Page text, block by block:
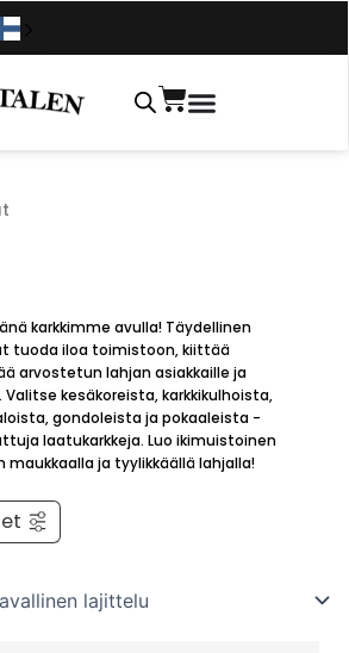
Ostoskori
karkkimme avulla! Täydellinen
tuoda iloa toimistoon, kiittää
arvostetun lahjan asiakkaille ja
kesäkoreista, karkkikulhoista,
gondoleista ja pokaaleista -
laatukarkkeja. Luo ikimuistoinen
maukkaalla ja tyylikkäällä lahjalla!